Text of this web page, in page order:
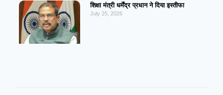
शिक्षा मंत्री धर्मेंद्र प्रधान ने दिया इस्तीफा
July 25, 2026